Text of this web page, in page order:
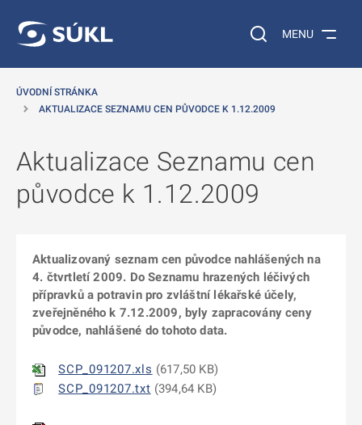
Vyhledávání na
MENU
ÚVODNÍ STRÁNKA
AKTUALIZACE SEZNAMU CEN PŮVODCE K 1.12.2009
Aktualizace Seznamu cen
původce k 1.12.2009
Aktualizovaný seznam cen původce nahlášených na
4. čtvrtletí 2009. Do Seznamu hrazených léčivých
přípravků a potravin pro zvláštní lékařské účely,
zveřejněného k 7.12.2009, byly zapracovány ceny
původce, nahlášené do tohoto data.
SCP_091207.xls (617,50 KB)
SCP_091207.txt (394,64 KB)